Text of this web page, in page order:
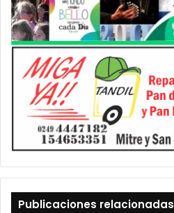
Publicaciones relacionadas